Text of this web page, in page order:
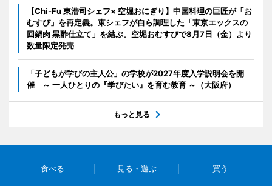
【Chi-Fu 東浩司シェフ× 空堀おにぎり】中国料理の巨匠が「お
むすび」を再定義。東シェフが自ら調理した「東京エックスの
回鍋肉 黒酢仕立て」を結ぶ。空堀おむすびで8月7日（金）より
数量限定発売
「子どもが学びの主人公」の学校が2027年度入学説明会を開
催 ～ 一人ひとりの『学びたい』を育む教育 ～（大阪府）
もっと見る
食べる 見る・遊ぶ 買う